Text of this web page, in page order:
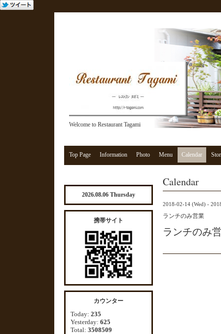
Welcome to Restaurant Tagami
Top Page Information Photo Menu Calendar
Calendar
2018-02-14 (Wed) -
ランチのみ営業
ランチのみ
2026.08.06 Thursday
携帯サイト
カウンター
Today: 235
Yesterday: 625
Total: 3508509